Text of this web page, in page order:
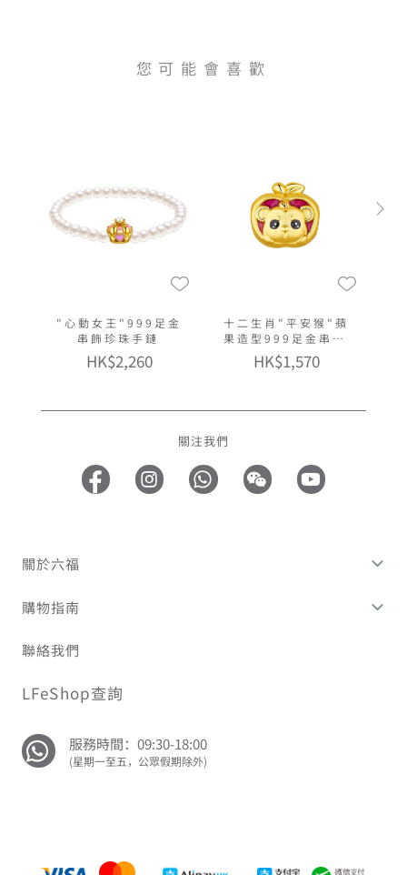
您可能會喜歡
"心動女王"999足金
串飾珍珠手鏈
HK$2,260
十二生肖"平安猴"蘋
果造型999足金串飾
連手繩(微硬金工藝)
HK$1,570
關注我們
關於六福
購物指南
聯絡我們
LFeShop查詢
服務時間：09:30-18:00
(星期一至五，公眾假期除外)